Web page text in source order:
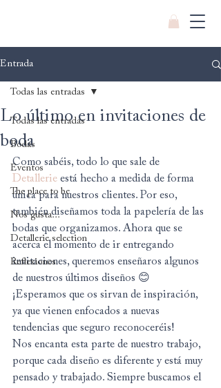
Entrada
Todas las entradas
Bodas
Eventos
The place to be
Nos gusta...
Detallerie selection
Reflexiones
Todas las entradas
Lo último en invitaciones de
boda
Como sabéis, todo lo que sale de
Detallerie está hecho a medida de forma
única para nuestros clientes. Por eso,
también diseñamos toda la papelería de las
bodas que organizamos. Ahora que se
acerca el momento de ir entregando
invitaciones, queremos enseñaros algunos
de nuestros últimos diseños 😊
¡Esperamos que os sirvan de inspiración,
ya que vienen enfocados a nuevas
tendencias que seguro reconoceréis!
Nos encanta esta parte de nuestro trabajo,
porque cada diseño es diferente y está muy
pensado y trabajado. Siempre buscamos el